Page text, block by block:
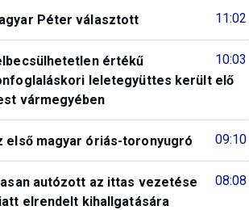
11:02
Péter választott
10:03
értékű
leletegyüttes került elő
vármegyében
09:10
első magyar óriás-toronyugró
08:08
autózott az ittas vezetése
elrendelt kihallgatására